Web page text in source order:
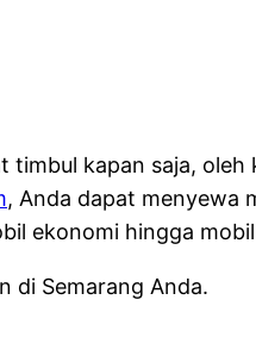
kapan saja,
, Anda dapat menyewa
ekonomi hingga
di Semarang Anda.